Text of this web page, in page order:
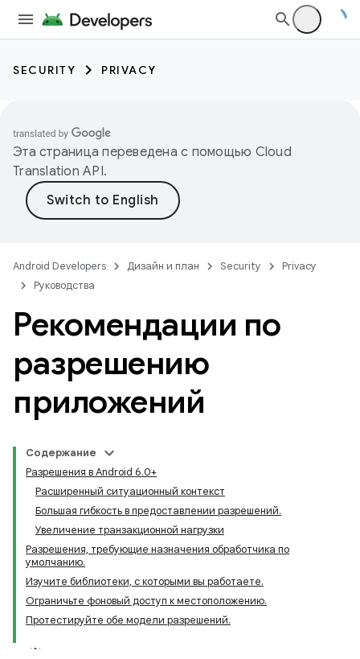
SECURITY PRIVACY
Эта страница переведена с помощью Cloud
Translation API.
Android Developers Дизайн и план Security
Privacy
Руководства
Рекомендации по
разрешению
приложений
Содержание
Разрешения в Android 6.0+
Расширенный ситуационный контекст
Большая гибкость в предоставлении разрешений.
Увеличение транзакционной нагрузки
Разрешения, требующие назначения обработчика по
умолчанию.
Изучите библиотеки, с которыми вы работаете.
Ограничьте фоновый доступ к местоположению.
Протестируйте обе модели разрешений.